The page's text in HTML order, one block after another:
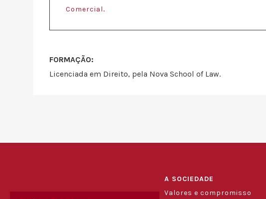
Comercial.
FORMAÇÃO:
Licenciada em Direito, pela Nova School of Law.
A SOCIEDADE
Valores e compromisso